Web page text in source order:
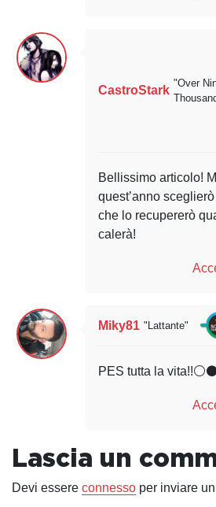
CastroStark
"Over
Bellissimo articolo!
quest’anno
che lo recupererò
calerà!
Miky81 "Lattante"
PES tutta la
Lascia un
Devi essere connesso per inviare